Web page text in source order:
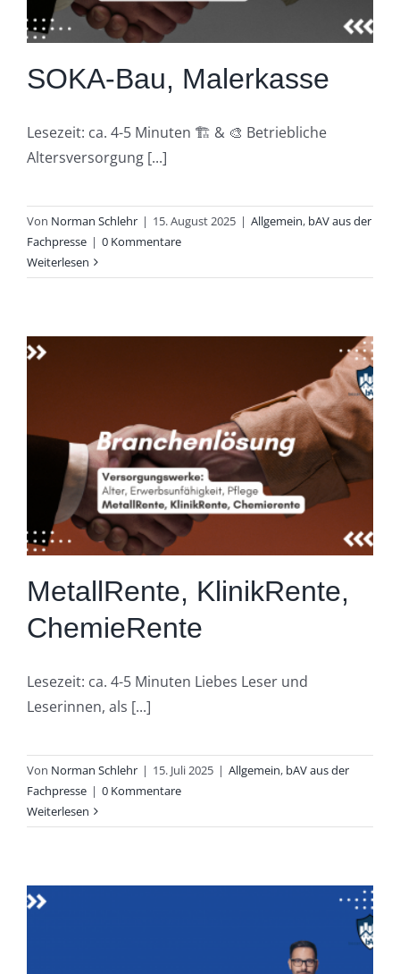
SOKA-Bau, Malerkasse
Lesezeit: ca. 4-5 Minuten 🏗️ & 🎨 Betriebliche
Altersversorgung [...]
Von Norman Schlehr | 15. August 2025 | Allgemein, bAV aus der
Fachpresse | 0 Kommentare
Weiterlesen
MetallRente, KlinikRente,
ChemieRente
Lesezeit: ca. 4-5 Minuten Liebes Leser und
Leserinnen, als [...]
Von Norman Schlehr | 15. Juli 2025 | Allgemein, bAV aus der
Fachpresse | 0 Kommentare
Weiterlesen